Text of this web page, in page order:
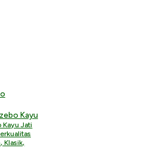
Kayu
Kayu Jati
Klasik,